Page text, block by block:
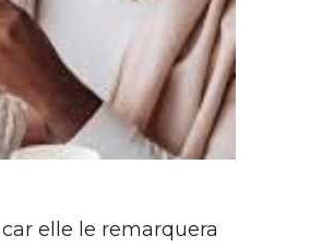
car elle le remarquera